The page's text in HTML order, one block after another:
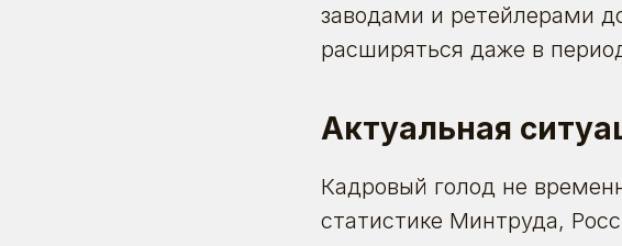
заводами и ретейлерами
расширяться даже в
Актуальная
Кадровый голод не
статистике Минтруда,